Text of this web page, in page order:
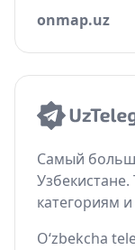
onmap.uz
Самый
категориям
O‘zbekcha